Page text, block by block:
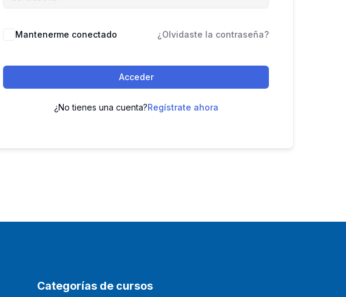
Mantenerme conectado ¿Olvidaste la contraseña?
Acceder
¿No tienes una cuenta?Regístrate ahora
Categorías de cursos